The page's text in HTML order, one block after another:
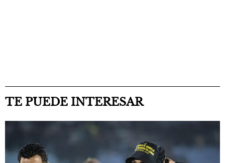
TE PUEDE INTERESAR